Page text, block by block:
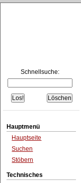
Schnellsuche:
Hauptmenü
Hauptseite
Suchen
Stöbern
Technisches